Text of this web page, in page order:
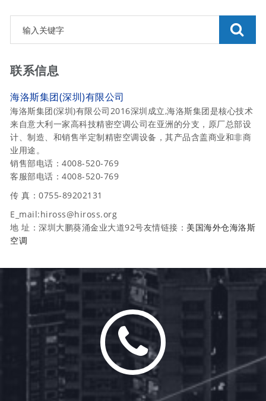
联系信息
海洛斯集团(深圳)有限公司
海洛斯集团(深圳)有限公司2016深圳成立,海洛斯集团是核心技术
来自意大利一家高科技精密空调公司在亚洲的分支，原厂总部设
计、制造、和销售半定制精密空调设备，其产品含盖商业和非商
业用途。
销售部电话：4008-520-769
客服部电话：4008-520-769
传 真：0755-89202131
E_mail:hiross@hiross.org
地 址：深圳大鹏葵涌金业大道92号友情链接： 美国海外仓海洛斯
空调